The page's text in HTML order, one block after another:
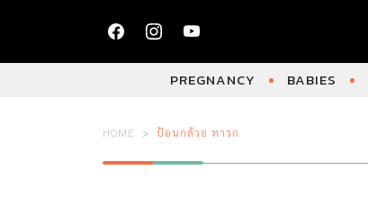
PREGNANCY BABIES
HOME ป้อนกล้วย ทารก